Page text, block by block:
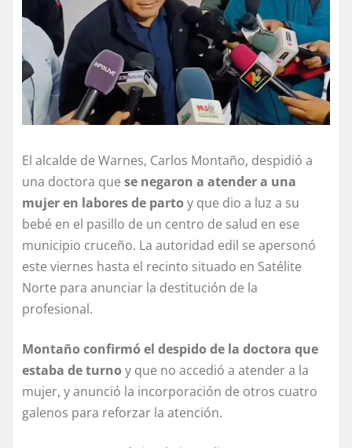
El alcalde de Warnes, Carlos Montaño, despidió a
una doctora que se negaron a atender a una
mujer en labores de parto y que dio a luz a su
bebé en el pasillo de un centro de salud en ese
municipio cruceño. La autoridad edil se apersonó
este viernes hasta el recinto situado en Satélite
Norte para anunciar la destitución de la
profesional.
Montaño confirmó el despido de la doctora que
estaba de turno y que no accedió a atender a la
mujer, y anunció la incorporación de otros cuatro
galenos para reforzar la atención.